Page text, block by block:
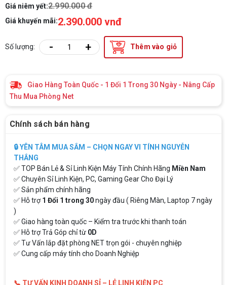
Giá niêm yết:2.990.000 đ
Giá khuyến mãi:2.390.000 vnđ
Số lượng: - + Thêm vào giỏ
Giao Hàng Toàn Quốc - 1 Đổi 1 Trong 30 Ngày - Nâng Cấp
Thu Mua Phòng Net
Chính sách bán hàng
🔒 YÊN TÂM MUA SẮM – CHỌN NGAY VI TÍNH NGUYỄN
THẮNG
✅ TOP Bán Lẻ & Sỉ Linh Kiện Máy Tính Chính Hãng Miền Nam
✅ Chuyên Sỉ Linh Kiện, PC, Gaming Gear Cho Đại Lý
✅ Sản phẩm chính hãng
✅ Hỗ trợ1 Đổi 1 trong 30ngày đầu ( Riêng Màn, Laptop 7 ngày
)
✅ Giao hàng toàn quốc – Kiểm tra trước khi thanh toán
✅ Hỗ trợ Trả Góp chỉ từ 0D
✅ Tư Vấn lắp đặt phòng NET trọn gói - chuyên nghiệp
✅ Cung cấp máy tính cho Doanh Nghiệp
📞 TƯ VẤN KINH DOANH SỈ – LẺ LINH KIỆN PC